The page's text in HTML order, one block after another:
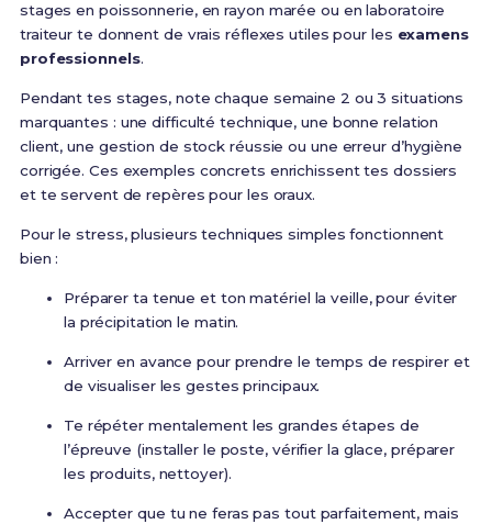
stages en poissonnerie, en rayon marée ou en laboratoire
traiteur te donnent de vrais réflexes utiles pour les examens
professionnels.
Pendant tes stages, note chaque semaine 2 ou 3 situations
marquantes : une difficulté technique, une bonne relation
client, une gestion de stock réussie ou une erreur d’hygiène
corrigée. Ces exemples concrets enrichissent tes dossiers
et te servent de repères pour les oraux.
Pour le stress, plusieurs techniques simples fonctionnent
bien :
Préparer ta tenue et ton matériel la veille, pour éviter
la précipitation le matin.
Arriver en avance pour prendre le temps de respirer et
de visualiser les gestes principaux.
Te répéter mentalement les grandes étapes de
l’épreuve (installer le poste, vérifier la glace, préparer
les produits, nettoyer).
Accepter que tu ne feras pas tout parfaitement, mais